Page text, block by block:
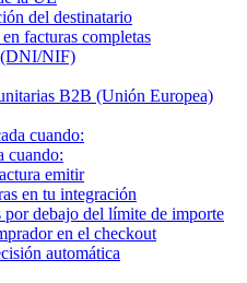
del destinatario
facturas completas
(DNI/NIF)
B2B (Unión Europea)
cuando:
cuando:
emitir
en tu integración
debajo del límite de importe
en el checkout
automática